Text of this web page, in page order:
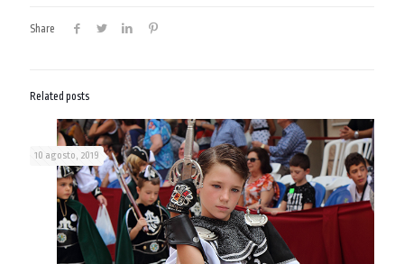
Share
Related posts
10 agosto, 2019